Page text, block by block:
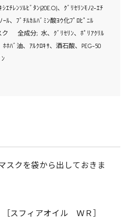
ｴﾁﾚﾝｿﾙﾋﾞﾀﾝ(20E.O.)､ ｸﾞﾘｾﾘﾝﾓﾉ2-ｴﾁ
ｰﾙ､ ﾌﾞﾁﾙｶﾙﾊﾞﾐﾝ酸ﾖｳ化ﾌﾟﾛﾋﾟﾆﾙ
ク 全成分; 水､ ｸﾞﾘｾﾘﾝ､ ﾎﾟﾘｱｸﾘﾙ
ﾎﾎﾊﾞ油､ ｱﾙｸﾛｷｻ､ 酒石酸､ PEG-50
ﾝ
クを袋から出しておきま
スフィアオイル ＷＲ］